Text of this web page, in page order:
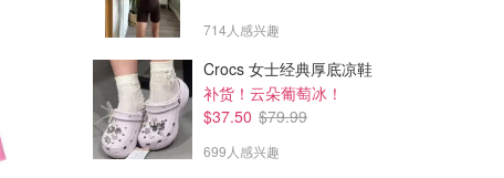
714人感兴趣
Crocs 女士经典厚底凉鞋
补货！云朵葡萄冰！
$37.50 $79.99
699人感兴趣